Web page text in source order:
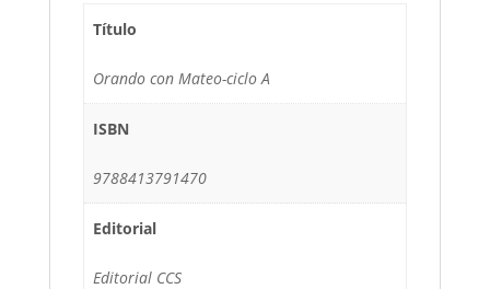
Título
Orando con Mateo-ciclo A
ISBN
9788413791470
Editorial
Editorial CCS